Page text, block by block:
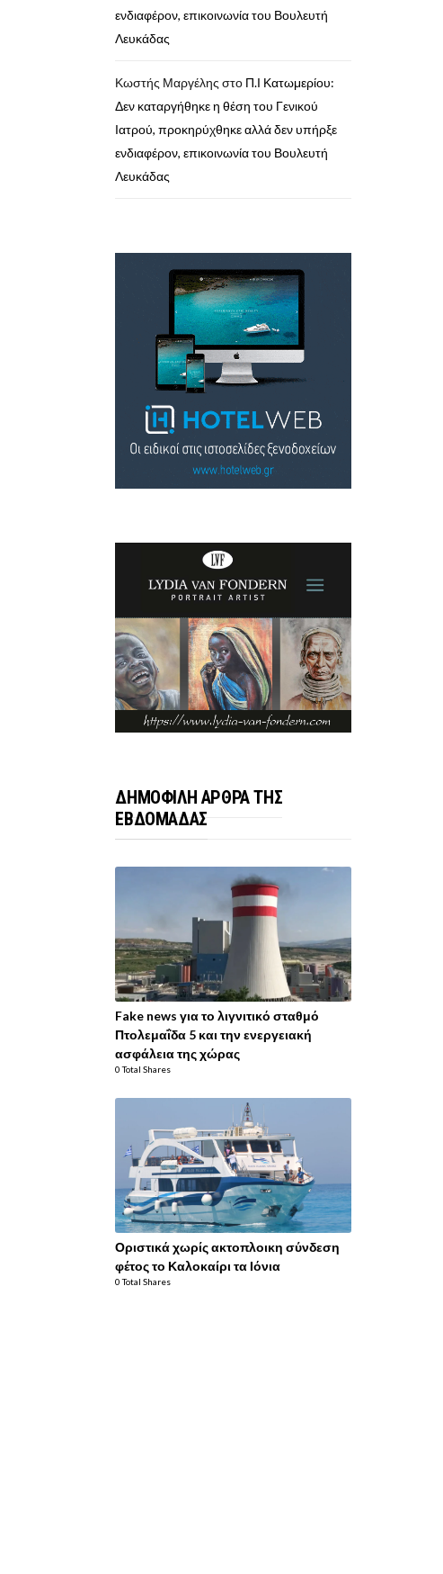
ενδιαφέρον, επικοινωνία του Βουλευτή
Λευκάδας
Κωστής Μαργέλης στο Π.Ι Κατωμερίου:
Δεν καταργήθηκε η θέση του Γενικού
Ιατρού, προκηρύχθηκε αλλά δεν υπήρξε
ενδιαφέρον, επικοινωνία του Βουλευτή
Λευκάδας
ΔΗΜΟΦΙΛΗ ΑΡΘΡΑ ΤΗΣ
ΕΒΔΟΜΑΔΑΣ
Fake news για το λιγνιτικό σταθμό
Πτολεμαΐδα 5 και την ενεργειακή
ασφάλεια της χώρας
0 Total Shares
Οριστικά χωρίς ακτοπλοικη σύνδεση
φέτος το Καλοκαίρι τα Ιόνια
0 Total Shares